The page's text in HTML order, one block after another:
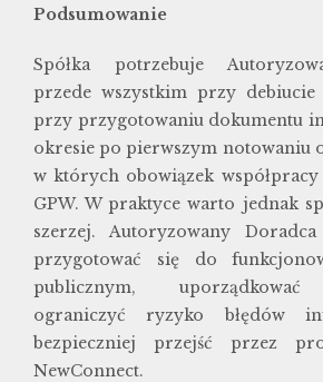
Podsumowanie
Spółka potrzebuje
przede wszystkim przy debiucie
przy przygotowaniu dokumentu
okresie po pierwszym notowaniu
w których obowiązek
GPW. W praktyce warto jednak
szerzej. Autoryzowany
przygotować się do
publicznym, uporządkować
ograniczyć ryzyko błędów
bezpieczniej przejść przez
NewConnect.